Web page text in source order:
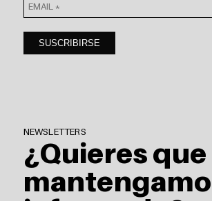
NEWSLETTERS
¿Quieres